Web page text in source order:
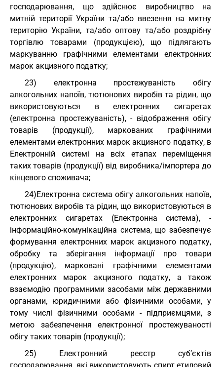
господарювання, що здійснює виробництво на
митній території України та/або ввезення на митну
територію України, та/або оптову та/або роздрібну
торгівлю товарами (продукцією), що підлягають
маркуванню графічними елементами електронних
марок акцизного податку;
23) електронна простежуваність обігу
алкогольних напоїв, тютюнових виробів та рідин, що
використовуються в електронних сигаретах
(електронна простежуваність), - відображення обігу
товарів (продукції), маркованих графічними
елементами електронних марок акцизного податку, в
Електронній системі на всіх етапах переміщення
таких товарів (продукції) від виробника/імпортера до
кінцевого споживача;
24)Електронна система обігу алкогольних напоїв,
тютюнових виробів та рідин, що використовуються в
електронних сигаретах (Електронна система), -
інформаційно-комунікаційна система, що забезпечує
формування електронних марок акцизного податку,
обробку та зберігання інформації про товари
(продукцію), марковані графічними елементами
електронних марок акцизного податку, а також
взаємодію програмними засобами між державними
органами, юридичними або фізичними особами, у
тому числі фізичними особами - підприємцями, з
метою забезпечення електронної простежуваності
обігу таких товарів (продукції);
25) Електронний реєстр суб’єктів